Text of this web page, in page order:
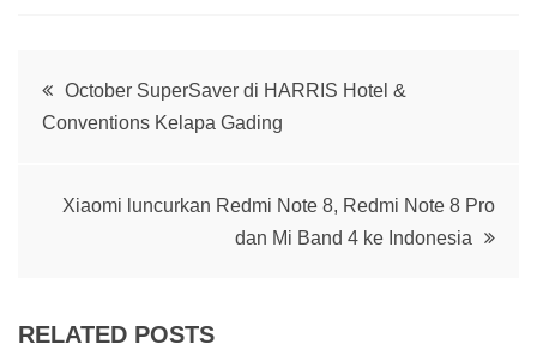
Post
navigation
October SuperSaver di HARRIS Hotel &
Conventions Kelapa Gading
Xiaomi luncurkan Redmi Note 8, Redmi Note 8 Pro
dan Mi Band 4 ke Indonesia
RELATED POSTS